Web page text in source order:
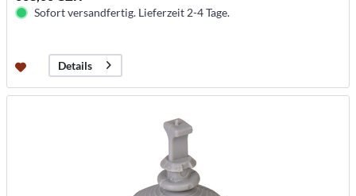
Sofort versandfertig. Lieferzeit 2-4 Tage.
Details